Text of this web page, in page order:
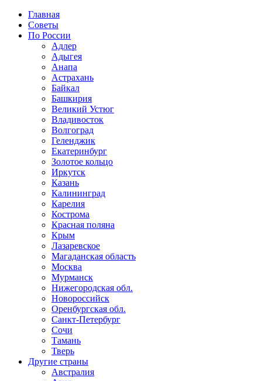
Главная
Советы
По России
Адлер
Адыгея
Анапа
Астрахань
Байкал
Башкирия
Великий Устюг
Владивосток
Волгоград
Геленджик
Екатеринбург
Золотое кольцо
Иркутск
Казань
Калининград
Карелия
Кострома
Красная поляна
Крым
Лазаревское
Магаданская область
Москва
Мурманск
Нижегородская обл.
Новороссийск
Оренбургская обл.
Санкт-Петербург
Сочи
Тамань
Тверь
Другие страны
Австралия